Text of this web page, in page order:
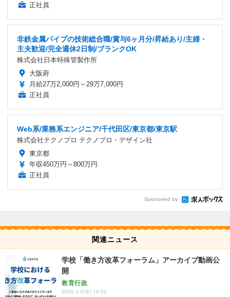
正社員
非鉄金属パイプの技術総合職/賞与6ヶ月分/昇給あり/主婦・
主夫歓迎/完全週休2日制/ブランクOK
株式会社日本特殊管製作所
大阪府
月給27万2,000円～29万7,000円
正社員
Web系/業務系エンジニア/千代田区/東京都/東京駅
株式会社テクノプロ テクノプロ・デザイン社
東京都
年収450万円～800万円
正社員
Sponsored by
関連ニュース
学校「働き方改革フォーラム」アーカイブ動画公
開
教育行政
2022.3.2(水) 16:20